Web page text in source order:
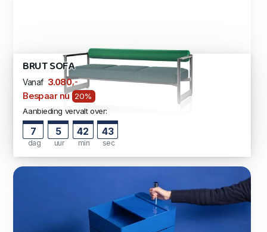
BRUT SOFA
Vanaf 3.080,-
Bespaar nu
20%
Aanbieding vervalt over:
7
dag
5
uur
42
min
42
sec